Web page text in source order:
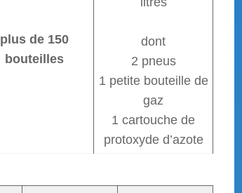
plus de 150
bouteilles
dont
2 pneus
1 petite bouteille de
gaz
1 cartouche de
protoxyde d’azote